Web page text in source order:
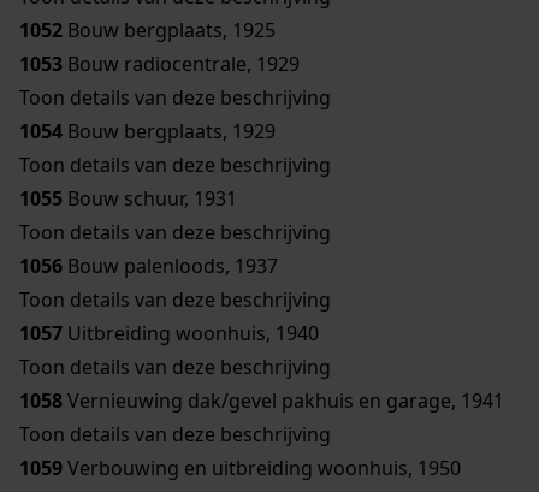
1052 Bouw bergplaats, 1925
1053 Bouw radiocentrale, 1929
Toon details van deze beschrijving
1054 Bouw bergplaats, 1929
Toon details van deze beschrijving
1055 Bouw schuur, 1931
Toon details van deze beschrijving
1056 Bouw palenloods, 1937
Toon details van deze beschrijving
1057 Uitbreiding woonhuis, 1940
Toon details van deze beschrijving
1058Vernieuwing dak/gevel pakhuis en garage, 1941
Toon details van deze beschrijving
1059Verbouwing en uitbreiding woonhuis, 1950